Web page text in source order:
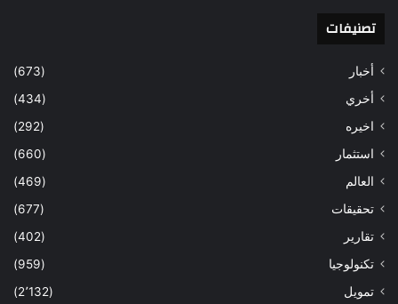
تصنيفات
أخبار
(673)
أخري
(434)
اخيره
(292)
استثمار
(660)
العالم
(469)
تحقيقات
(677)
تقارير
(402)
تكنولوجيا
(959)
تمويل
(2٬132)